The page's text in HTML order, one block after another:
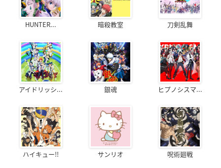
HUNTER... 暗殺教室 刀剣乱舞
アイドリッシ... 銀魂 ヒプノシスマ...
ハイキュー!! サンリオ 呪術廻戦